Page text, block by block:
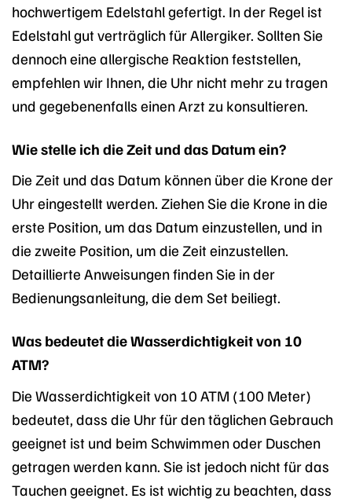
hochwertigem Edelstahl gefertigt. In der Regel ist
Edelstahl gut verträglich für Allergiker. Sollten Sie
dennoch eine allergische Reaktion feststellen,
empfehlen wir Ihnen, die Uhr nicht mehr zu tragen
und gegebenenfalls einen Arzt zu konsultieren.
Wie stelle ich die Zeit und das Datum ein?
Die Zeit und das Datum können über die Krone der
Uhr eingestellt werden. Ziehen Sie die Krone in die
erste Position, um das Datum einzustellen, und in
die zweite Position, um die Zeit einzustellen.
Detaillierte Anweisungen finden Sie in der
Bedienungsanleitung, die dem Set beiliegt.
Was bedeutet die Wasserdichtigkeit von 10
ATM?
Die Wasserdichtigkeit von 10 ATM (100 Meter)
bedeutet, dass die Uhr für den täglichen Gebrauch
geeignet ist und beim Schwimmen oder Duschen
getragen werden kann. Sie ist jedoch nicht für das
Tauchen geeignet. Es ist wichtig zu beachten, dass